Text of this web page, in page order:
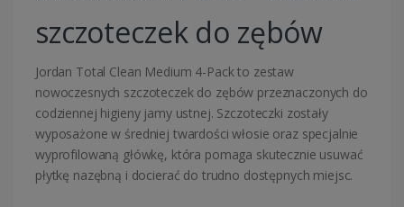
szczoteczek do zębów
Jordan Total Clean Medium 4-Pack to zestaw
nowoczesnych szczoteczek do zębów przeznaczonych do
codziennej higieny jamy ustnej. Szczoteczki zostały
wyposażone w średniej twardości włosie oraz specjalnie
wyprofilowaną główkę, która pomaga skutecznie usuwać
płytkę nazębną i docierać do trudno dostępnych miejsc.